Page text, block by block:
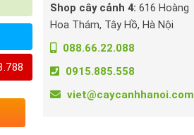
Shop cây cảnh 4: 616 Hoàng
Hoa Thám, Tây Hồ, Hà Nội
088.66.22.088
0915.885.558
viet@caycanhhanoi.com